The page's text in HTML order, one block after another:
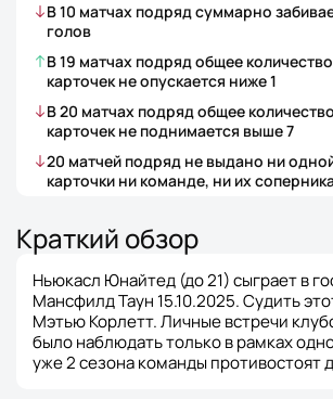
В10 матчах подряд суммарно
голов
В19 матчах подряд общее
карточек не опускается ниже1
В20 матчах подряд общее
карточек не поднимается выше7
20 матчей подряд не выдано ни
карточки ни команде, ни их
Краткий обзор
Ньюкасл Юнайтед (до 21) сыграет в
Мансфилд Таун 15.10.2025. Судить
Мэтью Корлетт. Личные встречи
было наблюдать только в рамках
уже 2 сезона команды противостоят